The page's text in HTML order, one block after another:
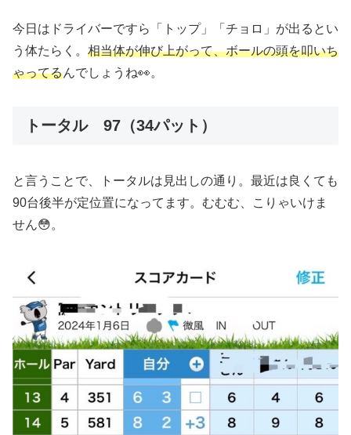
今日はドライバーですら「トップ」「チョロ」が出るとい
う体たらく。 相当体が伸び上がって、ボールの頭を叩いち
ゃってるんでしょうね👀。
トータル 97（34パット）
と言うことで、トータルは見出しの通り。最近は良くても
90台後半が定位置になってます。むむむ、こりゃいけま
せん😳。